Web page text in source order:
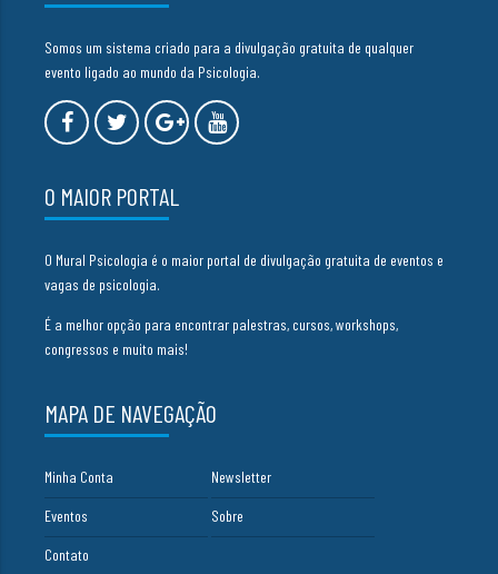
Somos um sistema criado para a divulgação gratuita de qualquer
evento ligado ao mundo da Psicologia.
O MAIOR PORTAL
O Mural Psicologia é o maior portal de divulgação gratuita de eventos e
vagas de psicologia.
É a melhor opção para encontrar palestras, cursos, workshops,
congressos e muito mais!
MAPA DE NAVEGAÇÃO
Minha Conta Newsletter
Eventos Sobre
Contato